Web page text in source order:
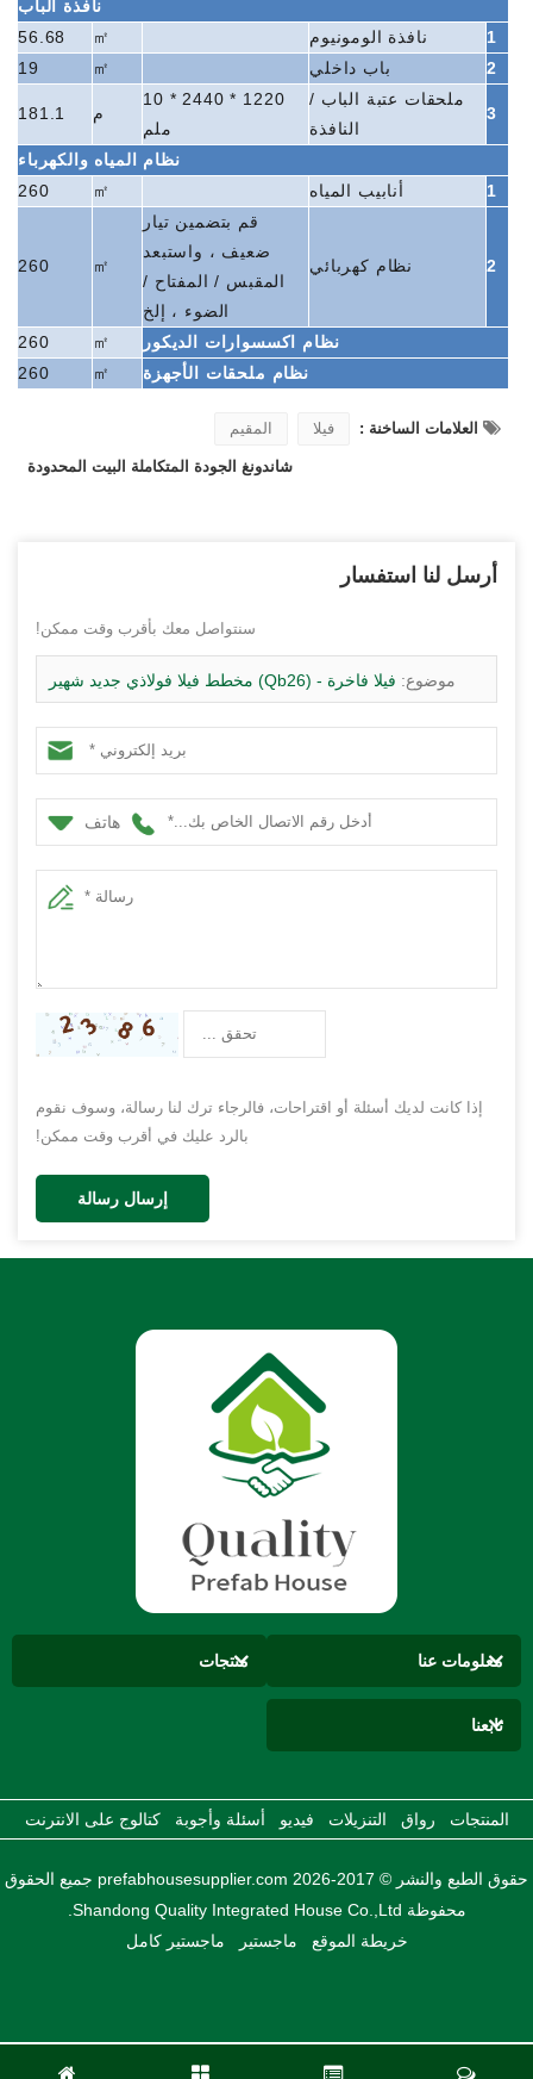
نافذة الباب
1
نافذة الومونيوم ㎡
56.68
2
باب داخلي ㎡
19
3
ملحقات عتبة الباب /
النافذة
1220 * 2440 * 10
ملم
م 181.1
نظام المياه والكهرباء
1
أنابيب المياه ㎡
260
2 نظام كهربائي
قم بتضمين تيار
ضعيف ، واستبعد
المقبس / المفتاح /
الضوء ، إلخ
㎡
260
نظام اكسسوارات الديكور ㎡
260
نظام ملحقات الأجهزة
㎡
260
العلامات الساخنة : فيلا المقيم
شاندونغ الجودة المتكاملة البيت المحدودة
أرسل لنا استفسار
سنتواصل معك بأقرب وقت ممكن!
موضوع: فيلا فاخرة - (Qb26) مخطط فيلا فولاذي جديد شهير
بتصميم حديث عالي الجودة للإقامة
هاتف
إذا كانت لديك أسئلة أو اقتراحات، فالرجاء ترك لنا رسالة، وسوف نقوم
بالرد عليك في أقرب وقت ممكن!
إرسال رسالة
معلومات عنا منتجات
تابعنا
المنتجات رواق التنزيلات فيديو أسئلة وأجوبة كتالوج على الانترنت
حقوق الطبع والنشر © 2017-2026 prefabhousesupplier.com جميع الحقوق
محفوظة Shandong Quality Integrated House Co.,Ltd.
خريطة الموقع
ماجستير ماجستير كامل